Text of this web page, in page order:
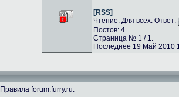
[RSS]
Чтение: Для всех. Ответ:
Постов: 4.
Страница № 1 / 1.
Последнее 19 Май 2010
Правила forum.furry.ru.